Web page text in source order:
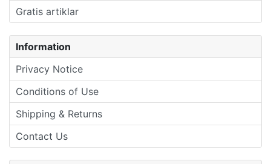
Gratis artiklar
Information
Privacy Notice
Conditions of Use
Shipping & Returns
Contact Us